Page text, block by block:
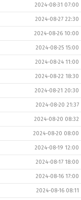
2024-08-31 07:00
2024-08-27 22:30
2024-08-26 10:00
2024-08-25 15:00
2024-08-24 11:00
2024-08-22 18:30
2024-08-21 20:30
2024-08-20 21:37
2024-08-20 08:32
2024-08-20 08:00
2024-08-19 12:00
2024-08-17 18:00
2024-08-16 17:00
2024-08-16 08:11